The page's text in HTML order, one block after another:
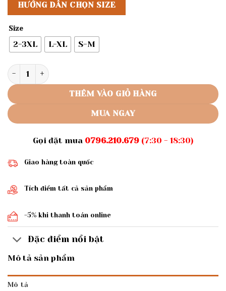
HƯỚNG DẪN CHỌN SIZE
Size
2-3XL L-XL S-M
Rập áo lửng tay phồng - Rập mã 597 số lượng
THÊM VÀO GIỎ HÀNG
MUA NGAY
Gọi đặt mua 0796.210.679(7:30 - 18:30)
Giao hàng toàn quốc
Tích điểm tất cả sản phẩm
-5% khi thanh toán online
Đặc điểm nổi bật
Mô tả sản phẩm
Mô tả